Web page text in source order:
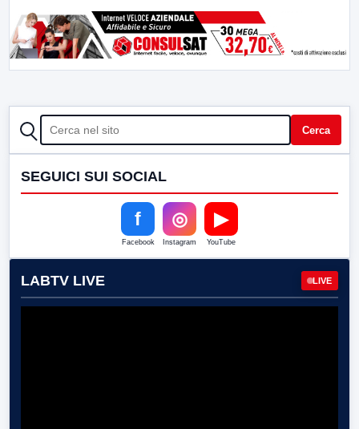
CERCA Cerca
SEGUICI SUI SOCIAL
f
Facebook
◎
Instagram
▶
YouTube
LABTV LIVE LIVE